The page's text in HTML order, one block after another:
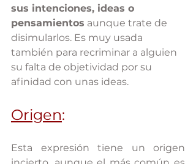
sus intenciones, ideas o
pensamientos aunque trate de
disimularlos. Es muy usada
también para recriminar a alguien
su falta de objetividad por su
afinidad con unas ideas.
Origen:
Esta expresión tiene un origen